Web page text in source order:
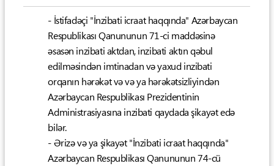
- İstifadəçi "İnzibati icraat haqqında" Azərbaycan
Respublikası Qanununun 71-ci maddəsinə
əsasən inzibati aktdan, inzibati aktın qəbul
edilməsindən imtinadan və yaxud inzibati
orqanın hərəkət və və ya hərəkətsizliyindən
Azərbaycan Respublikası Prezidentinin
Administrasiyasına inzibati qaydada şikayət edə
bilər.
- Ərizə və ya şikayət "İnzibati icraat haqqında"
Azərbaycan Respublikası Qanununun 74-cü